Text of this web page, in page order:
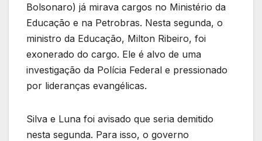
Bolsonaro) já mirava cargos no Ministério da
Educação e na Petrobras. Nesta segunda, o
ministro da Educação, Milton Ribeiro, foi
exonerado do cargo. Ele é alvo de uma
investigação da Polícia Federal e pressionado
por lideranças evangélicas.
Silva e Luna foi avisado que seria demitido
nesta segunda. Para isso, o governo